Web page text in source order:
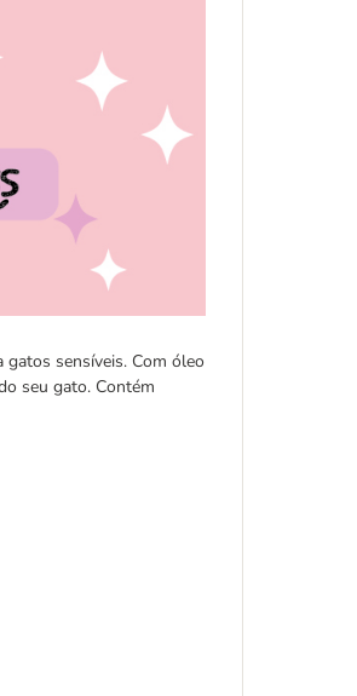
sensíveis. Com óleo
seu gato. Contém